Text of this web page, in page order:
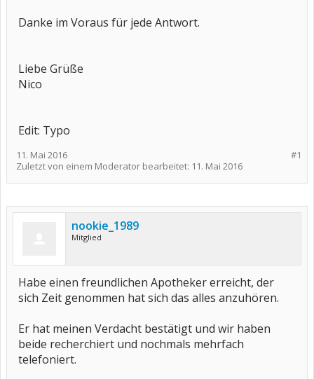
Danke im Voraus für jede Antwort.
Liebe Grüße
Nico
Edit: Typo
#1
11. Mai 2016
Zuletzt von einem Moderator bearbeitet: 11. Mai 2016
nookie_1989
Mitglied
Habe einen freundlichen Apotheker erreicht, der
sich Zeit genommen hat sich das alles anzuhören.
Er hat meinen Verdacht bestätigt und wir haben
beide recherchiert und nochmals mehrfach
telefoniert.